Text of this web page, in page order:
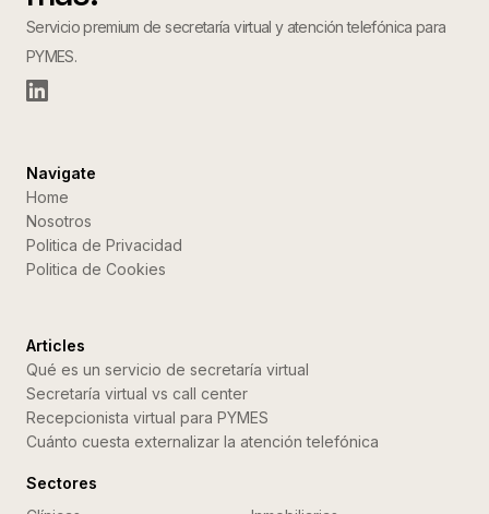
Servicio premium de secretaría virtual y atención telefónica para
PYMES.
Navigate
Home
Nosotros
Politica de Privacidad
Politica de Cookies
Articles
Qué es un servicio de secretaría virtual
Secretaría virtual vs call center
Recepcionista virtual para PYMES
Cuánto cuesta externalizar la atención telefónica
Sectores